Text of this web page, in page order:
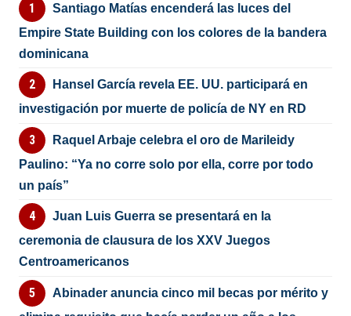
Santiago Matías encenderá las luces del
Empire State Building con los colores de la bandera
dominicana
Hansel García revela EE. UU. participará en
investigación por muerte de policía de NY en RD
Raquel Arbaje celebra el oro de Marileidy
Paulino: “Ya no corre solo por ella, corre por todo
un país”
Juan Luis Guerra se presentará en la
ceremonia de clausura de los XXV Juegos
Centroamericanos
Abinader anuncia cinco mil becas por mérito y